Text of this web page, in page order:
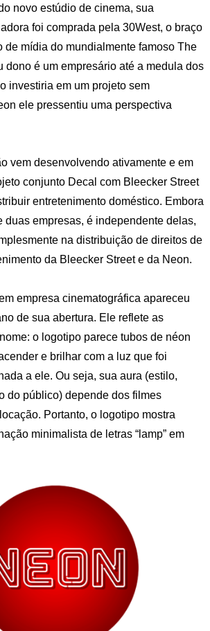
novo estúdio de cinema, sua
foi comprada pela 30West, o braço
de mídia do mundialmente famoso The
dono é um empresário até a medula dos
investiria em um projeto sem
ele pressentiu uma perspectiva
vem desenvolvendo ativamente e em
conjunto Decal com Bleecker Street
entretenimento doméstico. Embora
duas empresas, é independente delas,
na distribuição de direitos de
da Bleecker Street e da Neon.
empresa cinematográfica apareceu
de sua abertura. Ele reflete as
o logotipo parece tubos de néon
e brilhar com a luz que foi
a ele. Ou seja, sua aura (estilo,
do público) depende dos filmes
Portanto, o logotipo mostra
minimalista de letras “lamp” em